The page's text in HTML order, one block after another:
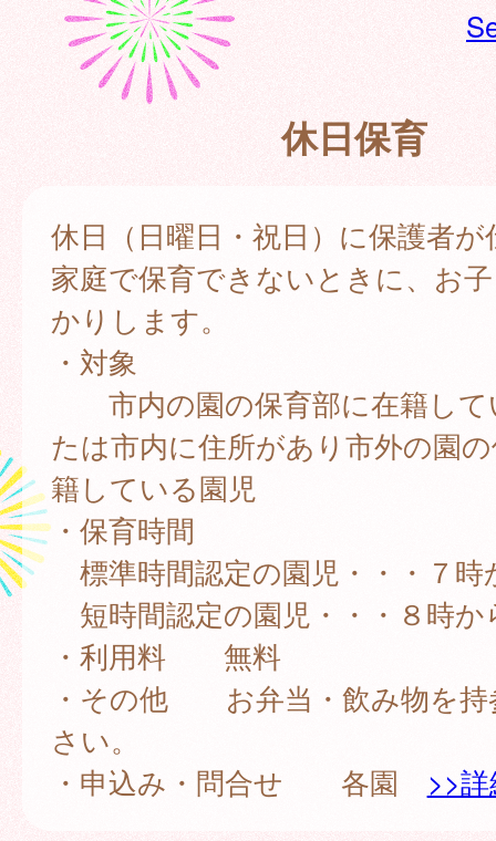
休日保育
休日（日曜日・祝日）に保護者
家庭で保育できないときに、お
かりします。
・対象
市内の園の保育部に在籍して
たは市内に住所があり市外の園
籍している園児
・保育時間
標準時間認定の園児・・・７
短時間認定の園児・・・８時か
・利用料 無料
・その他 お弁当・飲み物を持
さい。
・申込み・問合せ 各園 >>